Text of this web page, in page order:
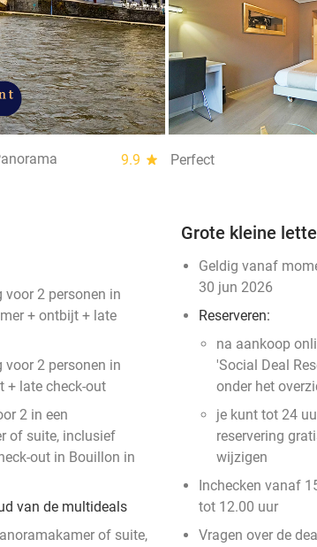
9.9 star
Perfect
voor 2 personen in
+ ontbijt + late
voor 2 personen in
+ late check-out
2 in een
of suite, inclusief
out in Bouillon in
van de multideals
of suite,
Grote kleine
Geldig vanaf
30 jun 2026
Reserveren:
na aankoop
'Social Deal
onder het
je kunt tot 24
reservering
wijzigen
Inchecken vanaf
tot 12.00 uur
Vragen over de